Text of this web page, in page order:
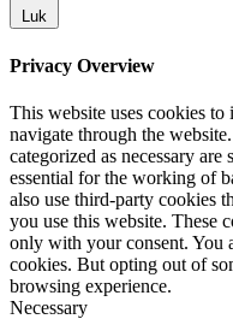
Luk
Privacy Overview
This website uses cookies
navigate through the
categorized as necessary
essential for the working of
also use third-party cookies
you use this website. These
only with your consent. You
cookies. But opting out of
browsing experience.
Necessary